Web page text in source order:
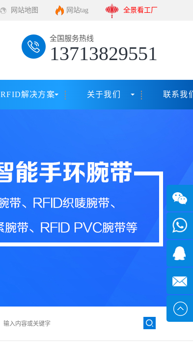
网站地图 网站tag 全景看工厂
全国服务热线
13713829551
RFID解决方案 关于我们 联系我
微信
7*24小
时